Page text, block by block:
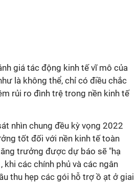
giá tác động kinh tế vĩ mô của
là không thể, chỉ có điều chắc
rủi ro đình trệ trong nền kinh tế
nhìn chung đều kỳ vọng 2022
tốt đối với nền kinh tế toàn
trưởng được dự báo sẽ "hạ
khi các chính phủ và các ngân
thu hẹp các gói hỗ trợ ồ ạt ở giai